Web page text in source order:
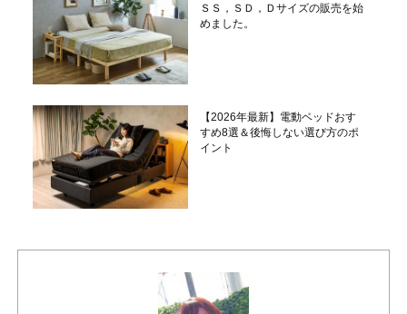
ＳＳ，ＳＤ，Ｄサイズの販売を始
めました。
【2026年最新】電動ベッドおす
すめ8選＆後悔しない選び方のポ
イント